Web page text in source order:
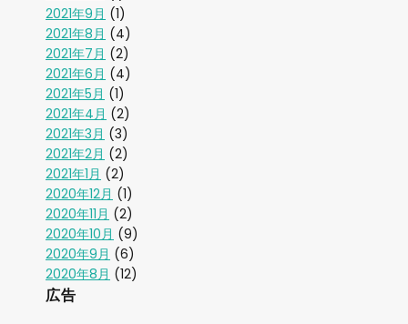
2021年9月 (1)
2021年8月 (4)
2021年7月 (2)
2021年6月 (4)
2021年5月 (1)
2021年4月 (2)
2021年3月 (3)
2021年2月 (2)
2021年1月 (2)
2020年12月 (1)
2020年11月 (2)
2020年10月 (9)
2020年9月 (6)
2020年8月 (12)
広告